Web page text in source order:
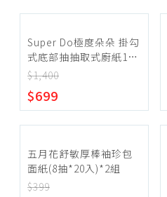
Super Do極度朵朵 掛勾
式底部抽抽取式廚紙150
抽20包/箱
$1,400
$699
五月花舒敏厚棒袖珍包
面紙(8抽*20入)*2組
$399